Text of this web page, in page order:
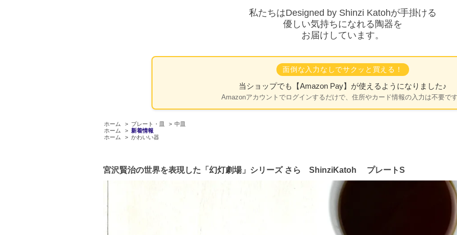
私たちはDesigned by Shinzi Katohが手掛ける
優しい気持ちになれる陶器を
お届けしています。
面倒な入力なしでサクッと買える！
当ショップでも 【Amazon Pay】 が使えるようになりました♪
Amazonアカウントでログインするだけで、住所やカード情報の入力は不要で
ホーム > プレート・皿 > 中皿
ホーム
> 新着情報
ホーム
> かわいい器
宮沢賢治の世界を表現した「幻灯劇場」シリーズ さら ShinziKatoh プレートS